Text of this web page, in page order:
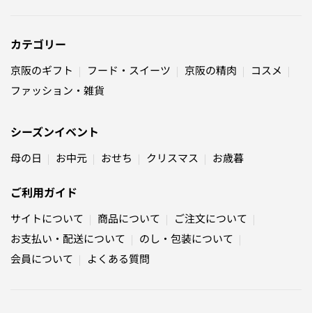
カテゴリー
京阪のギフト フード・スイーツ 京阪の精肉
コスメ
ファッション・雑貨
シーズンイベント
母の日 お中元 おせち クリスマス お歳暮
ご利用ガイド
サイトについて 商品について
ご注文について
お支払い・配送について
のし・包装について
会員について
よくある質問